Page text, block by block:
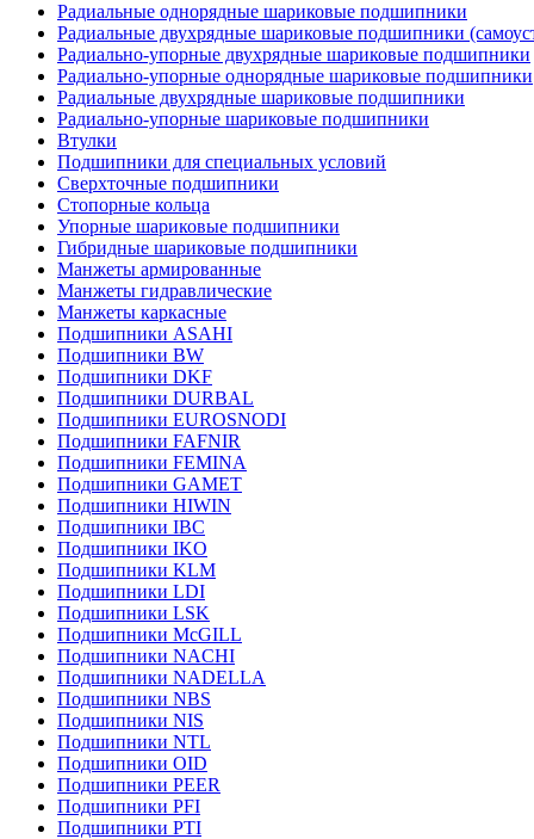
Радиальные однорядные шариковые подшипники
Радиальные двухрядные шариковые подшипники
Радиально-упорные двухрядные шариковые подшипники
Радиально-упорные однорядные шариковые подшипники
Радиальные двухрядные шариковые подшипники
Радиально-упорные шариковые подшипники
Втулки
Подшипники для специальных условий
Сверхточные подшипники
Стопорные кольца
Упорные шариковые подшипники
Гибридные шариковые подшипники
Манжеты армированные
Манжеты гидравлические
Манжеты каркасные
Подшипники ASAHI
Подшипники BW
Подшипники DKF
Подшипники DURBAL
Подшипники EUROSNODI
Подшипники FAFNIR
Подшипники FEMINA
Подшипники GAMET
Подшипники HIWIN
Подшипники IBC
Подшипники IKO
Подшипники KLM
Подшипники LDI
Подшипники LSK
Подшипники McGILL
Подшипники NACHI
Подшипники NADELLA
Подшипники NBS
Подшипники NIS
Подшипники NTL
Подшипники OID
Подшипники PEER
Подшипники PFI
Подшипники PTI